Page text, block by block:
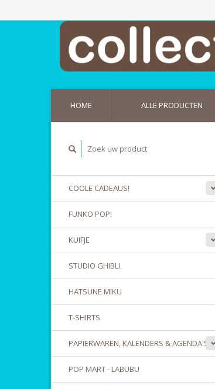
HOME ALLE PRODUCTEN
COOLE CADEAUS!
FUNKO POP!
KUIFJE
STUDIO GHIBLI
HATSUNE MIKU
T-SHIRTS
PAPIERWAREN, KALENDERS & AGENDA'S
POP MART - LABUBU